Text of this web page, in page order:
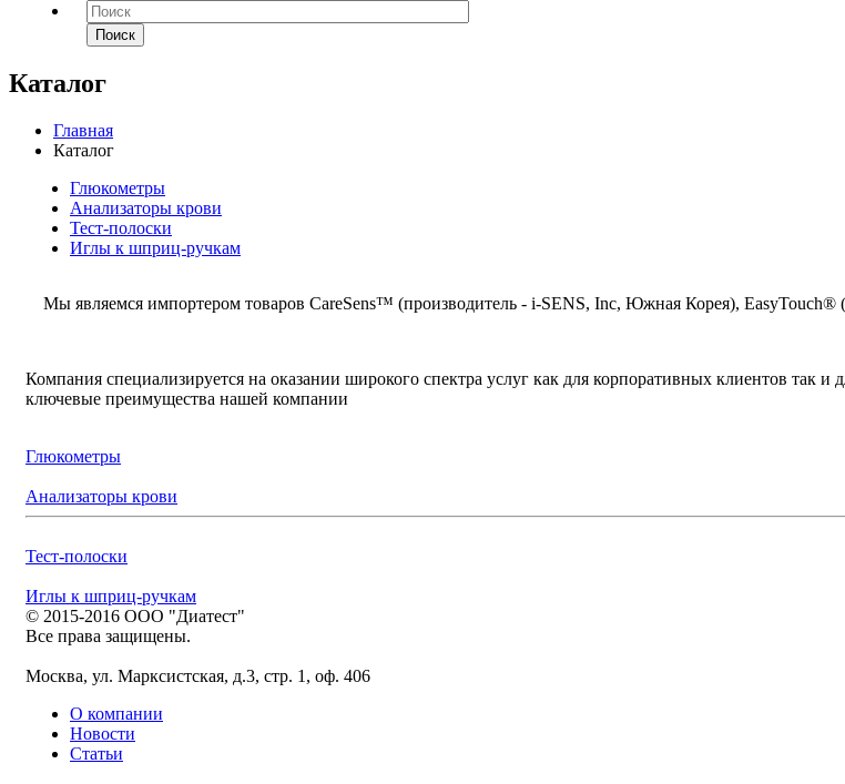
Поиск
Каталог
Главная
Каталог
Глюкометры
Анализаторы крови
Тест-полоски
Иглы к шприц-ручкам
Мы являемся импортером товаров CareSens™ (производитель - i-SENS, Inc, Южная Корея), EasyTouch®
Компания специализируется на оказании широкого спектра услуг как для корпоративных клиентов так
ключевые преимущества нашей компании
Глюкометры
Анализаторы крови
Тест-полоски
Иглы к шприц-ручкам
© 2015-2016 ООО "Диатест"
Все права защищены.
Москва, ул. Марксистская, д.3, стр. 1, оф. 406
О компании
Новости
Статьи